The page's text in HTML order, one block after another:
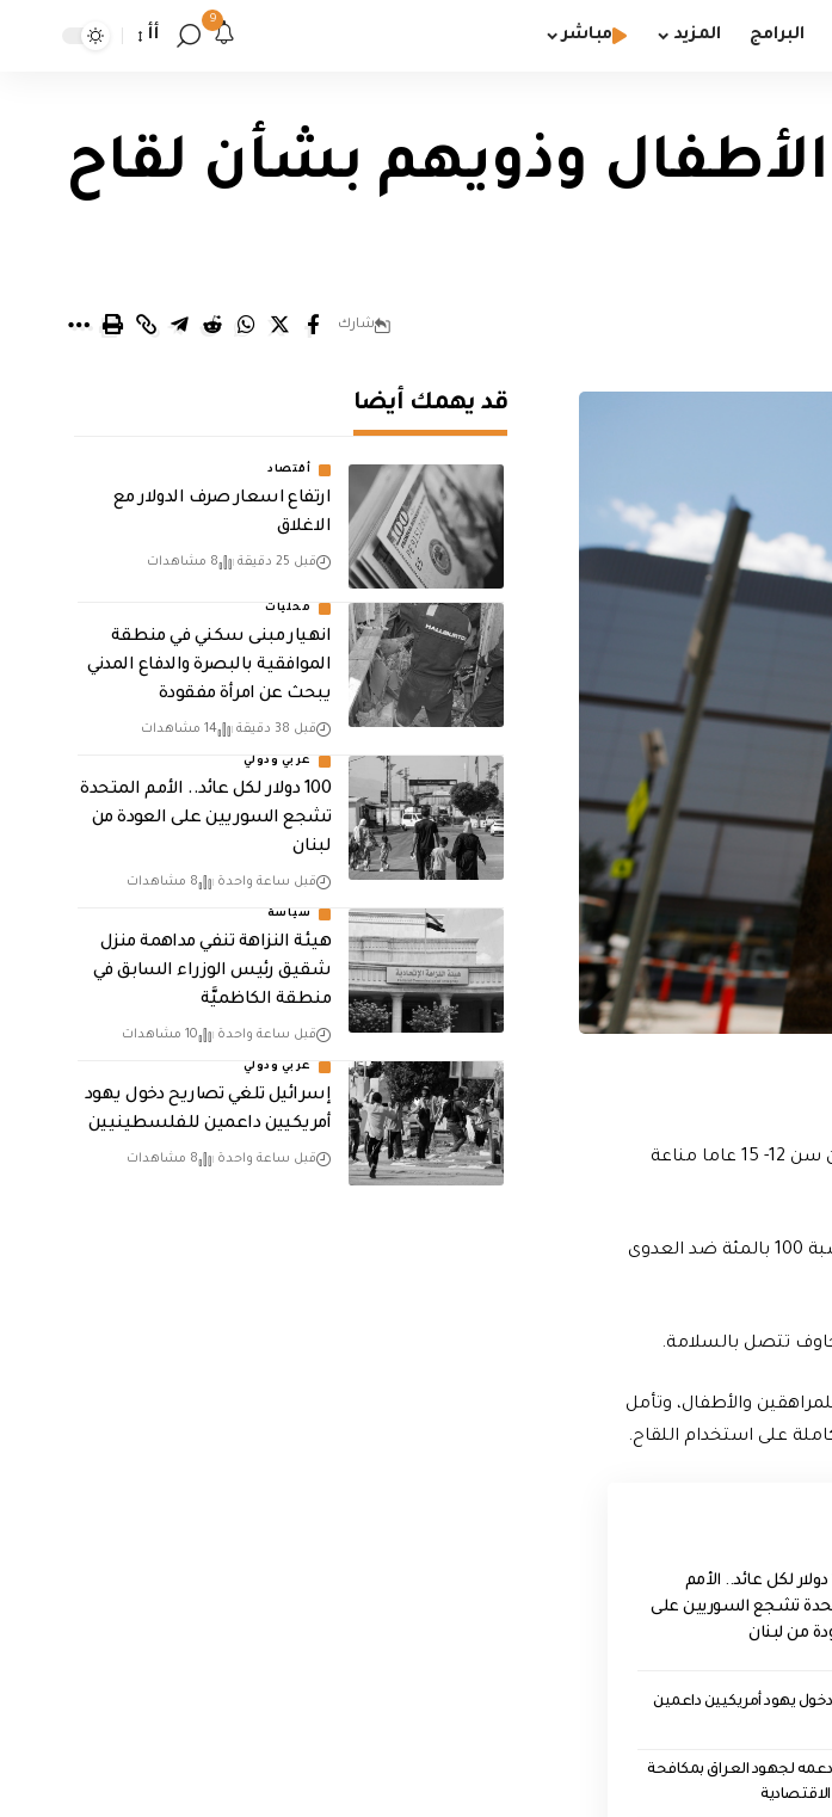
البرامج المزيد مباشر
9
أأ
وذويهم بشأن لقاح
شارك
قالت شركة فايزر، عملاق صناعة الأدوية الأميركية، إن اللقاح الذي صنعته يمنح الأطفال من سن 12- 15 عاما مناعة
ونشرت فايزر معطيات تظهر أن اللقاح الذي أنتجه بالتعاون مع بيونتك الألمانية فعّال بنسبة 100 بالمئة ضد العدوى
تتصل بالسلامة.
والأطفال، وتأمل
على استخدام اللقاح.
100 دولار لكل عائد.. الأمم
تشجع السوريين على
من لبنان
يهود أمريكيين داعمين
لجهود العراق بمكافحة
قد يهمك أيضا
أقتصاد
ارتفاع اسعار صرف الدولار مع
الاغلاق
قبل 25 دقيقة 8 مشاهدات
محليات
انهيار مبنى سكني في منطقة
الموافقية بالبصرة والدفاع المدني
يبحث عن امرأة مفقودة
قبل 38 دقيقة 14 مشاهدات
عربي ودولي
100 دولار لكل عائد.. الأمم المتحدة
تشجع السوريين على العودة من
لبنان
قبل ساعة واحدة 8 مشاهدات
سياسة
هيئة النزاهة تنفي مداهمة منزل
شقيق رئيس الوزراء السابق في
منطقة الكاظميَّة
قبل ساعة واحدة 10 مشاهدات
عربي ودولي
إسرائيل تلغي تصاريح دخول يهود
أمريكيين داعمين للفلسطينيين
قبل ساعة واحدة 8 مشاهدات